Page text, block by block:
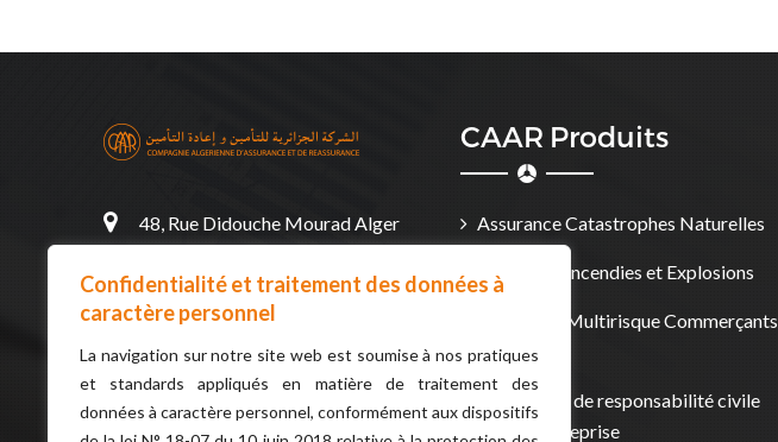
Confidentialité et traitement des données à
caractère personnel
La navigation sur notre site web est soumise à nos pratiques
et standards appliqués en matière de traitement des
données à caractère personnel, conformément aux dispositifs
48, Rue Didouche Mourad Alger
16000 Algérie
213 (0)21 63 20 72 ou 73 ou 88 ou
contact@caar.dz
CAAR Produits
Assurance Catastrophes Naturelles
Assurance Incendies et Explosions
Assurance Multirisque Commerçants
et Artisans
Assurances de responsabilité civile
du chef d’entreprise